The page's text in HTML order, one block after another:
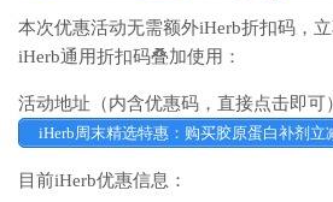
本次优惠活动无需额外iHerb折扣码，
iHerb通用折扣码叠加使用：
活动地址（内含优惠码，直接点击即可
iHerb周末精选特惠：购买胶原蛋白补剂立
目前iHerb优惠信息：